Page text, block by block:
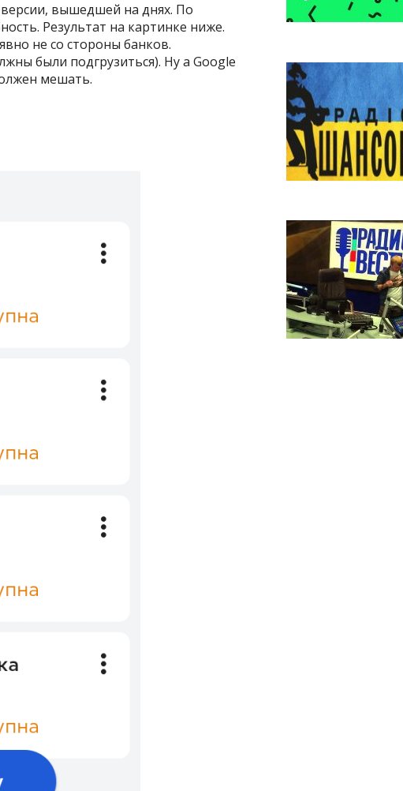
вышедшей на днях. По
Результат на картинке ниже.
не со стороны банков.
были подгрузиться). Ну а Google
мешать.